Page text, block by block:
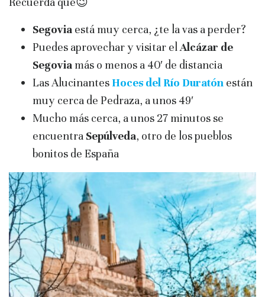
Segovia está muy cerca, ¿te la vas a perder?
Puedes aprovechar y visitar el Alcázar de
Segovia más o menos a 40′ de distancia
Las Alucinantes Hoces del Río Duratón están
muy cerca de Pedraza, a unos 49′
Mucho más cerca, a unos 27 minutos se
encuentra Sepúlveda, otro de los pueblos
bonitos de España